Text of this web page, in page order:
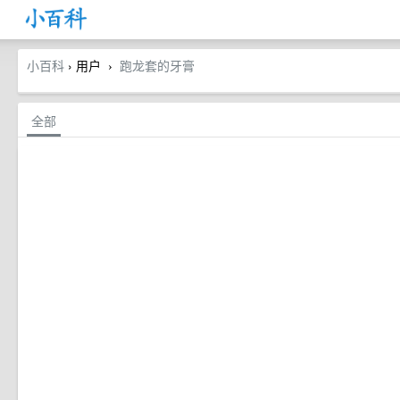
小百科 › 用户 › 跑龙套的牙膏
全部